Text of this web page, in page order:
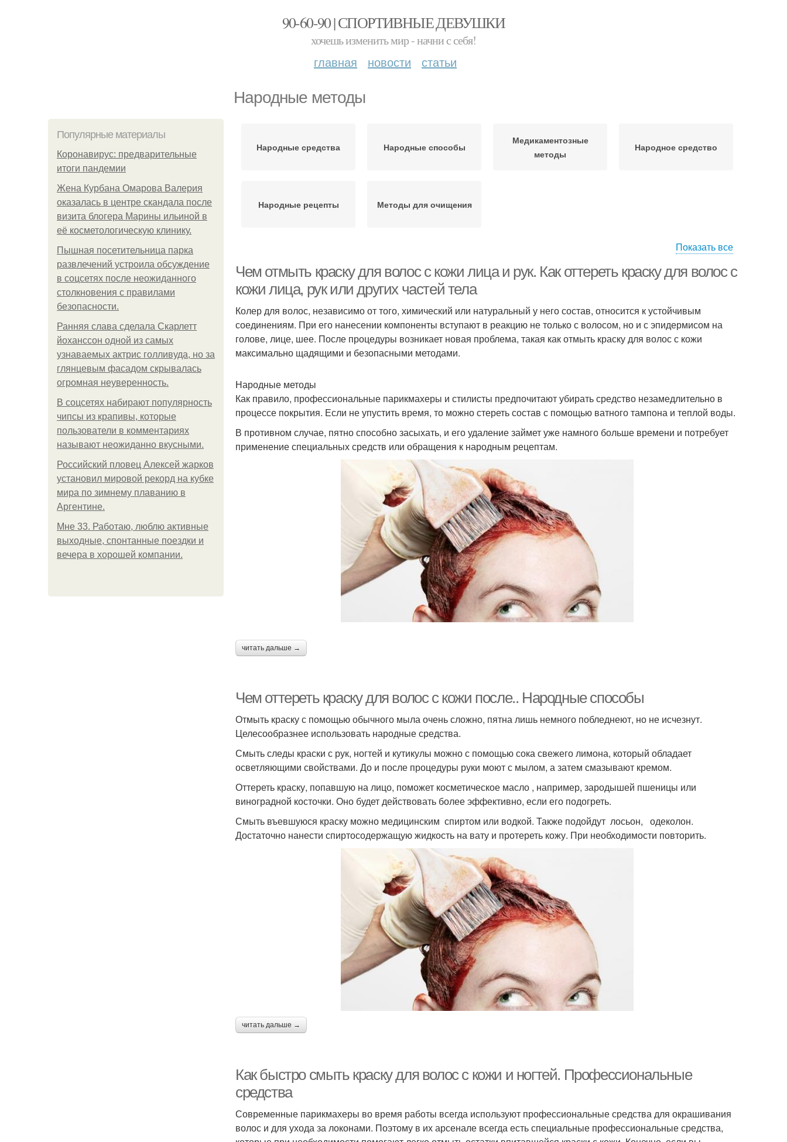
90-60-90 | СПОРТИВНЫЕ ДЕВУШКИ
хочешь изменить мир - начни с себя!
главная новости статьи
Народные методы
Популярные материалы
Коронавирус: предварительные
итоги пандемии
Жена Курбана Омарова Валерия
оказалась в центре скандала после
визита блогера Марины ильиной в
её косметологическую клинику.
Пышная посетительница парка
развлечений устроила обсуждение
в соцсетях после неожиданного
столкновения с правилами
безопасности.
Ранняя слава сделала Скарлетт
йоханссон одной из самых
узнаваемых актрис голливуда, но за
глянцевым фасадом скрывалась
огромная неуверенность.
В соцсетях набирают популярность
чипсы из крапивы, которые
пользователи в комментариях
называют неожиданно вкусными.
Российский пловец Алексей жарков
установил мировой рекорд на кубке
мира по зимнему плаванию в
Аргентине.
Мне 33. Работаю, люблю активные
выходные, спонтанные поездки и
вечера в хорошей компании.
Народные средства Народные способы
Медикаментозные
методы
Народное средство
Народные рецепты Методы для очищения
Показать все
Чем отмыть краску для волос с кожи лица и рук. Как оттереть краску для волос с
кожи лица, рук или других частей тела
Колер для волос, независимо от того, химический или натуральный у него состав, относится к устойчивым
соединениям. При его нанесении компоненты вступают в реакцию не только с волосом, но и с эпидермисом на
голове, лице, шее. После процедуры возникает новая проблема, такая как отмыть краску для волос с кожи
максимально щадящими и безопасными методами.
Народные методы
Как правило, профессиональные парикмахеры и стилисты предпочитают убирать средство незамедлительно в
процессе покрытия. Если не упустить время, то можно стереть состав с помощью ватного тампона и теплой воды.
В противном случае, пятно способно засыхать, и его удаление займет уже намного больше времени и потребует
применение специальных средств или обращения к народным рецептам.
читать дальше →
Чем оттереть краску для волос с кожи после.. Народные способы
Отмыть краску с помощью обычного мыла очень сложно, пятна лишь немного побледнеют, но не исчезнут.
Целесообразнее использовать народные средства.
Смыть следы краски с рук, ногтей и кутикулы можно с помощью сока свежего лимона, который обладает
осветляющими свойствами. До и после процедуры руки моют с мылом, а затем смазывают кремом.
Оттереть краску, попавшую на лицо, поможет косметическое масло , например, зародышей пшеницы или
виноградной косточки. Оно будет действовать более эффективно, если его подогреть.
Смыть въевшуюся краску можно медицинским спиртом или водкой. Также подойдут лосьон, одеколон.
Достаточно нанести спиртосодержащую жидкость на вату и протереть кожу. При необходимости повторить.
читать дальше →
Как быстро смыть краску для волос с кожи и ногтей. Профессиональные
средства
Современные парикмахеры во время работы всегда используют профессиональные средства для окрашивания
волос и для ухода за локонами. Поэтому в их арсенале всегда есть специальные профессиональные средства,